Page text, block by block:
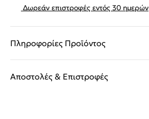
Δωρεάν επιστροφές εντός 30 ημερών
Πληροφορίες Προϊόντος
Αποστολές & Επιστροφές